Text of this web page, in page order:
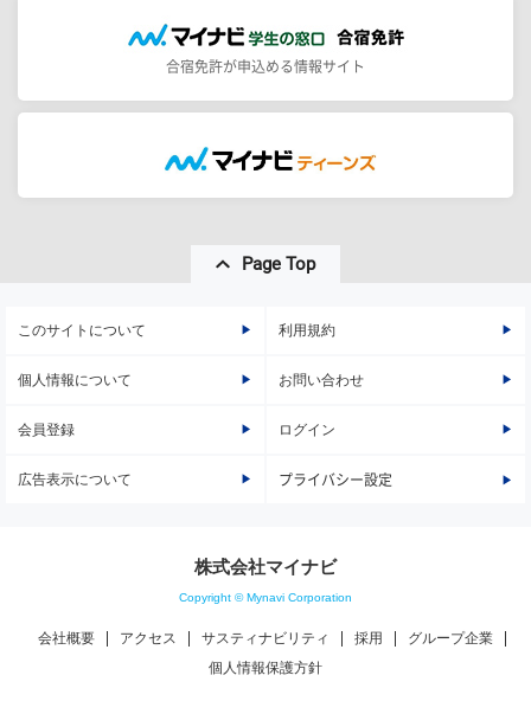
合宿免許が申込める情報サイト
Page Top
このサイトについて 利用規約
個人情報について お問い合わせ
会員登録 ログイン
広告表示について プライバシー設定
株式会社マイナビ
Copyright © Mynavi Corporation
会社概要 アクセス サスティナビリティ 採用
グループ企業
個人情報保護方針